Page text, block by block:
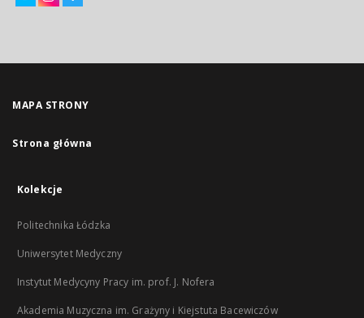
MAPA STRONY
Strona główna
Kolekcje
Politechnika Łódzka
Uniwersytet Medyczny
Instytut Medycyny Pracy im. prof. J. Nofera
Akademia Muzyczna im. Grażyny i Kiejstuta Bacewiczów